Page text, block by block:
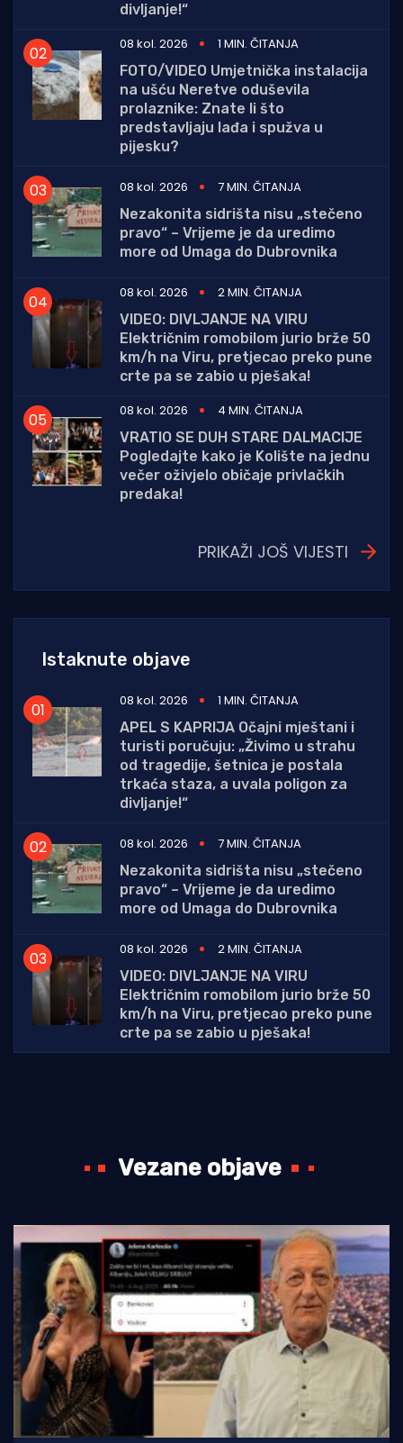
divljanje!“
08 kol. 2026
1 MIN. ČITANJA
FOTO/VIDEO Umjetnička instalacija
na ušću Neretve oduševila
prolaznike: Znate li što
predstavljaju lađa i spužva u
pijesku?
08 kol. 2026
7 MIN. ČITANJA
Nezakonita sidrišta nisu „stečeno
pravo“ – Vrijeme je da uredimo
more od Umaga do Dubrovnika
08 kol. 2026
2 MIN. ČITANJA
VIDEO: DIVLJANJE NA VIRU
Električnim romobilom jurio brže 50
km/h na Viru, pretjecao preko pune
crte pa se zabio u pješaka!
08 kol. 2026
4 MIN. ČITANJA
VRATIO SE DUH STARE DALMACIJE
Pogledajte kako je Kolište na jednu
večer oživjelo običaje privlačkih
predaka!
PRIKAŽI JOŠ VIJESTI
Istaknute objave
08 kol. 2026
1 MIN. ČITANJA
APEL S KAPRIJA Očajni mještani i
turisti poručuju: „Živimo u strahu
od tragedije, šetnica je postala
trkaća staza, a uvala poligon za
divljanje!“
08 kol. 2026
7 MIN. ČITANJA
Nezakonita sidrišta nisu „stečeno
pravo“ – Vrijeme je da uredimo
more od Umaga do Dubrovnika
08 kol. 2026
2 MIN. ČITANJA
VIDEO: DIVLJANJE NA VIRU
Električnim romobilom jurio brže 50
km/h na Viru, pretjecao preko pune
crte pa se zabio u pješaka!
Vezane objave